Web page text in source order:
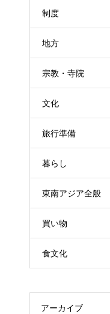
制度
地方
宗教・寺院
文化
旅行準備
暮らし
東南アジア全般
買い物
食文化
アーカイブ